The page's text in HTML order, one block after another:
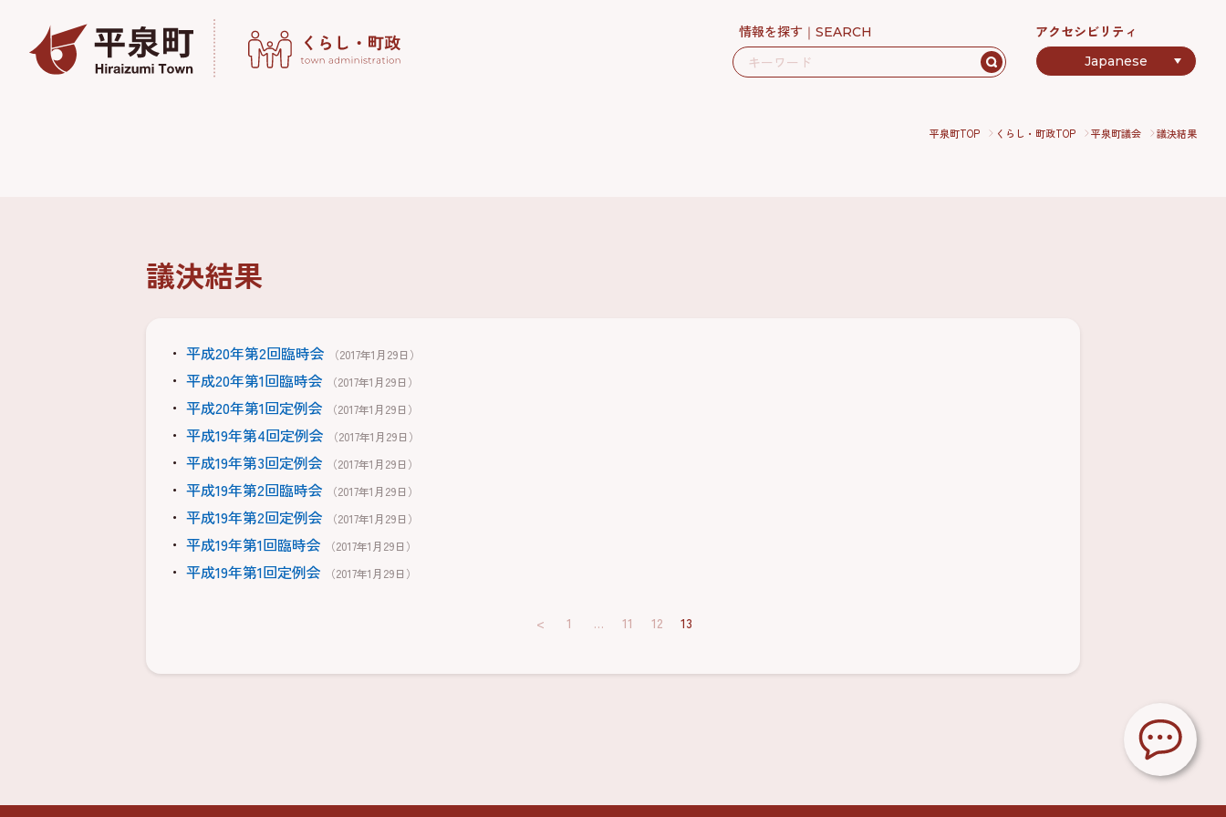
情報を探す SEARCH アクセシビリティ
平泉町TOP くらし・町政TOP 平泉町議会 議決結果
議決結果
平成20年第2回臨時会 （2017年1月29日）
平成20年第1回臨時会 （2017年1月29日）
平成20年第1回定例会 （2017年1月29日）
平成19年第4回定例会 （2017年1月29日）
平成19年第3回定例会 （2017年1月29日）
平成19年第2回臨時会 （2017年1月29日）
平成19年第2回定例会 （2017年1月29日）
平成19年第1回臨時会 （2017年1月29日）
平成19年第1回定例会 （2017年1月29日）
< 1 … 11 12 13